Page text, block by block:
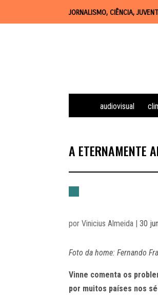
JORNALISMO, CIÊNCIA,
audiovisual
A ETERNAMENTE
porVinicius Almeida |30
Foto da home: Fernando
Vinne comenta os
por muitos países nos